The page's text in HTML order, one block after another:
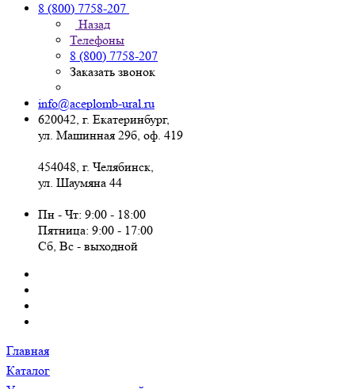
8 (800) 7758-207
Назад
Телефоны
8 (800) 7758-207
Заказать звонок
info@aceplomb-ural.ru
620042, г. Екатеринбург,
ул. Машинная 29б, оф. 419
454048, г. Челябинск,
ул. Шаумяна 44
Пн - Чт: 9:00 - 18:00
Пятница: 9:00 - 17:00
Сб, Вc - выходной
Главная
Каталог